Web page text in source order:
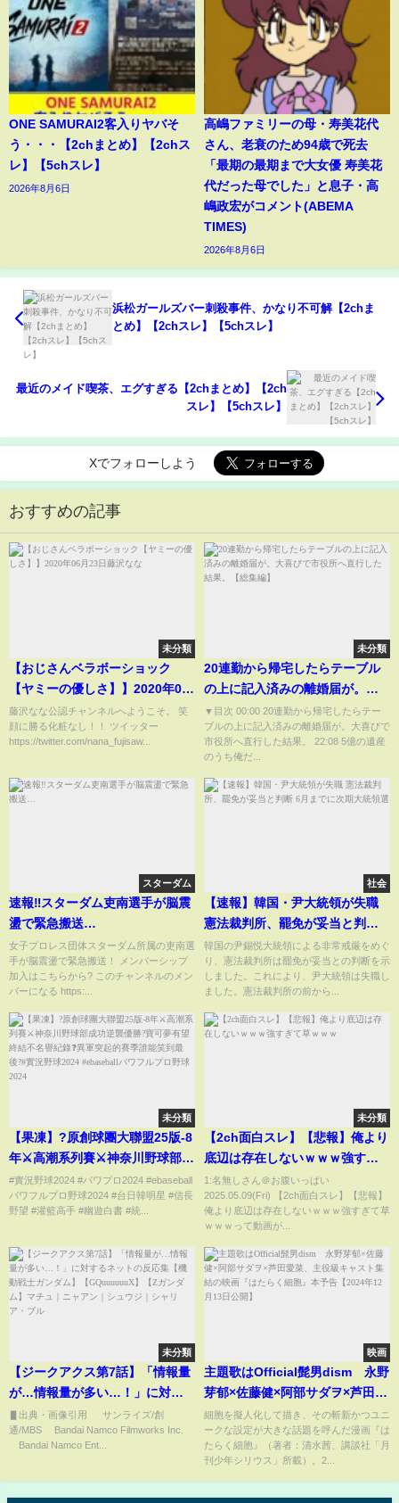
ONE SAMURAI2客入りヤバそ
う・・・【2chまとめ】【2chス
レ】【5chスレ】
2026年8月6日
高嶋ファミリーの母・寿美花代
さん、老衰のため94歳で死去
「最期の最期まで大女優 寿美花
代だった母でした」と息子・高
嶋政宏がコメント(ABEMA
TIMES)
2026年8月6日
浜松ガールズバー刺殺事件、かなり不可解【2chま
とめ】【2chスレ】【5chスレ】
最近のメイド喫茶、エグすぎる【2chまとめ】【2ch
スレ】【5chスレ】
Xでフォローしよう
おすすめの記事
未分類
【おじさんベラボーショック
【ヤミーの優しさ】】2020年06
月23日藤沢なな
藤沢なな公認チャンネルへようこそ。 笑
顔に勝る化粧なし！！ ツイッター
https://twitter.com/nana_fujisaw...
未分類
20連勤から帰宅したらテーブル
の上に記入済みの離婚届が。大
喜びで市役所へ直行した結果。
【総集編】
▼目次 00:00 20連勤から帰宅したらテー
ブルの上に記入済みの離婚届が。大喜びで
市役所へ直行した結果。 22:08 5億の遺産
のうち俺だ...
スターダム
速報‼️スターダム吏南選手が脳震
盪で緊急搬送…
女子プロレス団体スターダム所属の吏南選
手が脳震盪で緊急搬送！ メンバーシップ
加入はこちらから? このチャンネルのメン
バーになる https:...
社会
【速報】韓国・尹大統領が失職
憲法裁判所、罷免が妥当と判断 6
月までに次期大統領選
韓国の尹錫悦大統領による非常戒厳をめぐ
り、憲法裁判所は罷免が妥当との判断を示
しました。これにより、尹大統領は失職し
ました。憲法裁判所の前から...
未分類
【果凍】?原創球團大聯盟25版-8
年⚔️高潮系列賽⚔️神奈川野球部成
功逆襲優勝?寶可夢有望終結不名
譽紀錄❓異軍突起的賽季誰能笑到
最後?#實況野球2024
2024
#實況野球2024 #パワプロ2024 #ebaseball
パワフルプロ野球2024 #台日韓明星 #信長
野望 #灌籃高手 #幽遊白書 #統...
未分類
【2ch面白スレ】【悲報】俺より
底辺は存在しないｗｗｗ強すぎ
て草ｗｗｗ
1:名無しさん＠お腹いっぱい
2025.05.09(Fri) 【2ch面白スレ】【悲報】
俺より底辺は存在しないｗｗｗ強すぎて草
ｗｗｗって動画が...
未分類
【ジークアクス第7話】「情報量
が…情報量が多い…！」に対す
るネットの反応集【機動戦士ガ
ンダム】【GQuuuuuuX】【Zガ
▋出典・画像引用 © サンライズ/創
通/MBS ©Bandai Namco Filmworks Inc.
©Bandai Namco Ent...
映画
主題歌はOfficial髭男dism 永野
芽郁×佐藤健×阿部サダヲ×芦田愛
菜、主役級キャスト集結の映画
『はたらく細胞』本予告【2024
年12月13日公開】
細胞を擬人化して描き、その斬新かつユニ
ークな設定が大きな話題を呼んだ漫画『は
たらく細胞』（著者：清水茜、講談社「月
刊少年シリウス」所載）。2...